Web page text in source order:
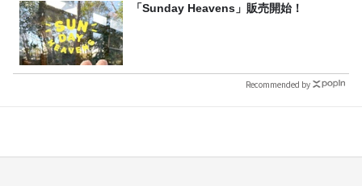
「Sunday Heavens」販売開始！
Recommended by